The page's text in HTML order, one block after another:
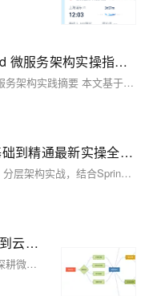
Spring Boot 3.2 结合 Spring Cloud 微服务架构实操指南 现代分布式应用系统构建实战教程
Spring Boot 3.2 + Spring Cloud 2023.0 微服务架构实践摘要 本文基于Spring Boot 3.2.5和Spring Cloud 2023.0.1最新稳定版本，演示现代微服务架构的构建过程。主要内容包括： 技术栈选择：采用Spring Cloud Netflix Eureka 4.1.0作为服务注册中心，Resilience4j 2.1.0替代Hystrix实现熔断机制，配合OpenFeign和Gateway等组件。 核心实操步骤： 搭建Eureka注册中心服务 构建商品
Java 基于 DDD 分层架构实战从基础到精通最新实操全流程指南
本文详解基于Java的领域驱动设计（DDD）分层架构实战，结合Spring Boot 3.x、Spring Data JPA 3.x等最新技术栈，通过电商订单系统案例展示如何构建清晰、可维护的微服务架构。内容涵盖项目结构设计、各层实现细节及关键技术点，助力开发者掌握DDD在复杂业务系统中的应用。
微服务架构实战指南：从单体应用到云原生的蜕变之路
🌟蒋星熠Jaxonic，代码为舟的星际旅人。深耕微服务架构，擅以DDD拆分服务、构建高可用通信与治理体系。分享从单体到云原生的实战经验，探索技术演进的无限可能。